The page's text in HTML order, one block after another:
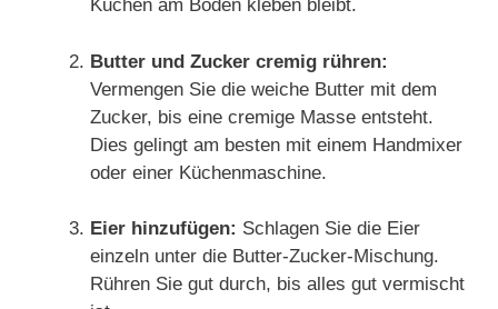
Kuchen am Boden kleben bleibt.
Butter und Zucker cremig rühren:
Vermengen Sie die weiche Butter mit dem
Zucker, bis eine cremige Masse entsteht.
Dies gelingt am besten mit einem Handmixer
oder einer Küchenmaschine.
Eier hinzufügen: Schlagen Sie die Eier
einzeln unter die Butter-Zucker-Mischung.
Rühren Sie gut durch, bis alles gut vermischt